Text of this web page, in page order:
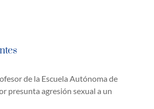
de la Escuela Autónoma de
presunta agresión sexual a un